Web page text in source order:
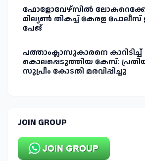
ഫോളോവേഴ്സിൽ
മില്യൺ തികച്ച് കേരള പോലീസ്
പേജ്
പത്താംക്ലാസുകാരനെ കാറിടിച്ച്
കൊലപ്പെടുത്തിയ കേസ്:
സുപ്രീം കോടതി മരവിപ്പിച്ചു
JOIN GROUP